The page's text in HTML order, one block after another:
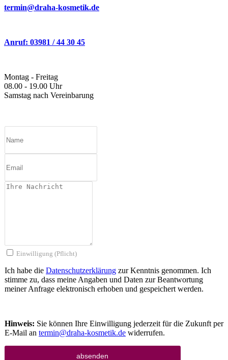
termin@draha-kosmetik.de
Anruf: 03981 / 44 30 45
Montag - Freitag
08.00 - 19.00 Uhr
Samstag nach Vereinbarung
Einwilligung (Pflicht)
Ich habe die Datenschutzerklärung zur Kenntnis genommen. Ich
stimme zu, dass meine Angaben und Daten zur Beantwortung
meiner Anfrage elektronisch erhoben und gespeichert werden.
Hinweis: Sie können Ihre Einwilligung jederzeit für die Zukunft per
E-Mail an termin@draha-kosmetik.de widerrufen.